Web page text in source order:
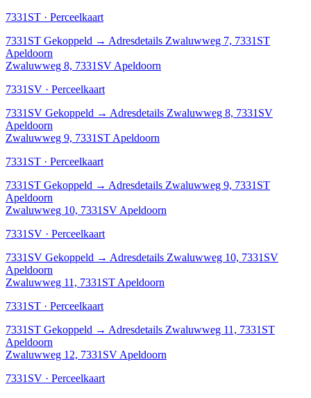
7331ST · Perceelkaart
7331ST Gekoppeld → Adresdetails Zwaluwweg 7, 7331ST
Apeldoorn
Zwaluwweg 8, 7331SV Apeldoorn
7331SV · Perceelkaart
7331SV Gekoppeld → Adresdetails Zwaluwweg 8, 7331SV
Apeldoorn
Zwaluwweg 9, 7331ST Apeldoorn
7331ST · Perceelkaart
7331ST Gekoppeld → Adresdetails Zwaluwweg 9, 7331ST
Apeldoorn
Zwaluwweg 10, 7331SV Apeldoorn
7331SV · Perceelkaart
7331SV Gekoppeld → Adresdetails Zwaluwweg 10, 7331SV
Apeldoorn
Zwaluwweg 11, 7331ST Apeldoorn
7331ST · Perceelkaart
7331ST Gekoppeld → Adresdetails Zwaluwweg 11, 7331ST
Apeldoorn
Zwaluwweg 12, 7331SV Apeldoorn
7331SV · Perceelkaart